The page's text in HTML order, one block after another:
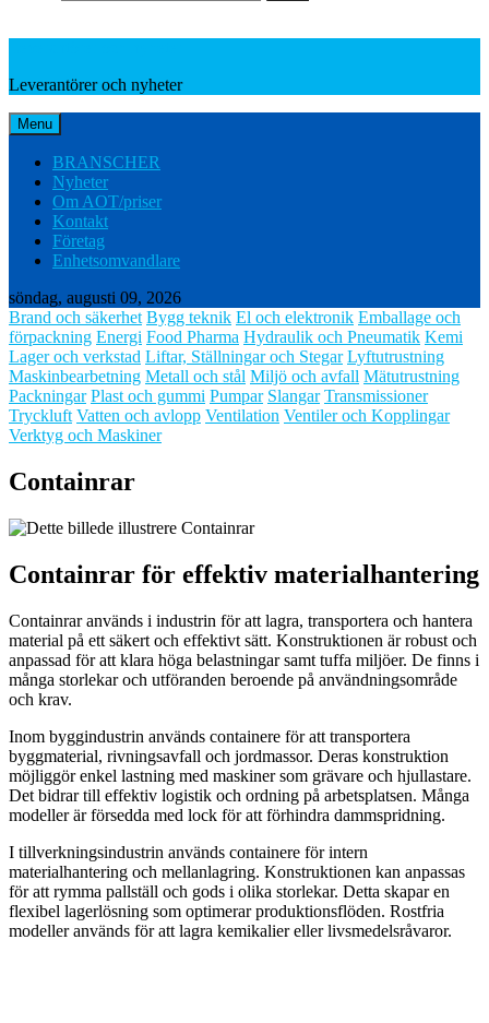
Leverantörer och nyheter
Menu
BRANSCHER
Nyheter
Om AOT/priser
Kontakt
Företag
Enhetsomvandlare
söndag, augusti 09, 2026
Brand och säkerhet Bygg teknik El och elektronik Emballage och
förpackning Energi Food Pharma Hydraulik och Pneumatik Kemi
Lager och verkstad Liftar, Ställningar och Stegar Lyftutrustning
Maskinbearbetning Metall och stål Miljö och avfall Mätutrustning
Packningar Plast och gummi Pumpar Slangar Transmissioner
Tryckluft Vatten och avlopp Ventilation Ventiler och Kopplingar
Verktyg och Maskiner
Containrar
Containrar för effektiv materialhantering
Containrar används i industrin för att lagra, transportera och hantera
material på ett säkert och effektivt sätt. Konstruktionen är robust och
anpassad för att klara höga belastningar samt tuffa miljöer. De finns i
många storlekar och utföranden beroende på användningsområde
och krav.
Inom byggindustrin används containere för att transportera
byggmaterial, rivningsavfall och jordmassor. Deras konstruktion
möjliggör enkel lastning med maskiner som grävare och hjullastare.
Det bidrar till effektiv logistik och ordning på arbetsplatsen. Många
modeller är försedda med lock för att förhindra dammspridning.
I tillverkningsindustrin används containere för intern
materialhantering och mellanlagring. Konstruktionen kan anpassas
för att rymma pallställ och gods i olika storlekar. Detta skapar en
flexibel lagerlösning som optimerar produktionsflöden. Rostfria
modeller används för att lagra kemikalier eller livsmedelsråvaror.